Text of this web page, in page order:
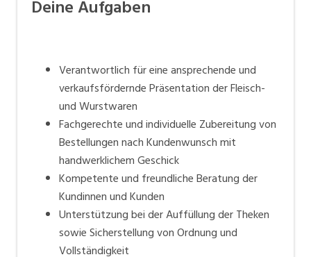
Deine Aufgaben
Verantwortlich für eine ansprechende und
verkaufsfördernde Präsentation der Fleisch-
und Wurstwaren
Fachgerechte und individuelle Zubereitung von
Bestellungen nach Kundenwunsch mit
handwerklichem Geschick
Kompetente und freundliche Beratung der
Kundinnen und Kunden
Unterstützung bei der Auffüllung der Theken
sowie Sicherstellung von Ordnung und
Vollständigkeit